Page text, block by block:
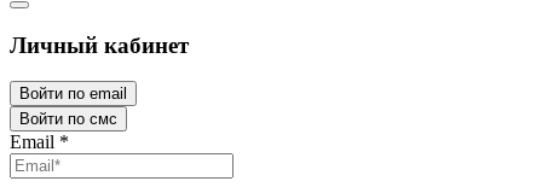
Личный кабинет
Войти по email
Войти по смс
Email *